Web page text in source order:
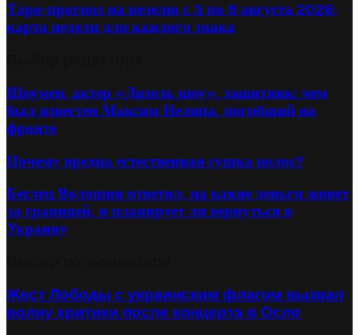
Таро-прогноз на неделю с 3 по 9 августа 2026:
карта недели для каждого знака
Шоумен, актер «Дизель шоу», защитник: чем
был известен Максим Нелипа, погибший на
фронте
Почему вредна естественная сушка волос?
Беглец Волошин ответил, на какие деньги живет
за границей, и планирует ли вернуться в
Украину
Жест Лободы с украинским флагом вызвал
волну критики после концерта в Осло